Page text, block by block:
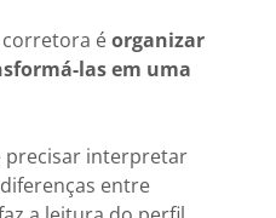
corretora éorganizar
las em uma
precisar interpretar
entre